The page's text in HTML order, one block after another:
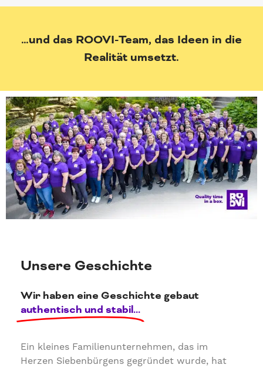
…und das ROOVI-Team, das Ideen in die
Realität umsetzt.
Unsere Geschichte
Wir haben eine Geschichte gebaut
authentisch und stabil...
Ein kleines Familienunternehmen, das im
Herzen Siebenbürgens gegründet wurde, hat